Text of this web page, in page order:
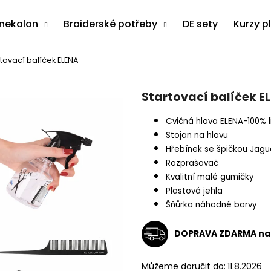
Braiderské potřeby DE sety Kurzy
balíček ELENA
Startovací balíček
Cvičná hlava ELENA-
Stojan na hlavu
Hřebínek se špičkou
Rozprašovač
Kvalitní malé gumičky
Plastová jehla
Šňůrka náhodné barvy
DOPRAVA ZDARMA
Můžeme doručit do: 11.8.2026
Co potřebujete najít?
Doporučujeme